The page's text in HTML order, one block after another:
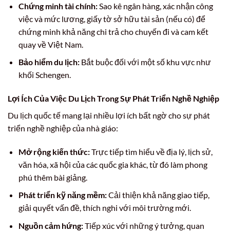
Chứng minh tài chính:Sao kê ngân hàng, xác nhận công
việc và mức lương, giấy tờ sở hữu tài sản (nếu có) để
chứng minh khả năng chi trả cho chuyến đi và cam kết
quay về Việt Nam.
Bảo hiểm du lịch:Bắt buộc đối với một số khu vực như
khối Schengen.
Lợi Ích Của Việc Du Lịch Trong Sự Phát Triển Nghề Nghiệp
Du lịch quốc tế mang lại nhiều lợi ích bất ngờ cho sự phát
triển nghề nghiệp của nhà giáo:
Mở rộng kiến thức:Trực tiếp tìm hiểu về địa lý, lịch sử,
văn hóa, xã hội của các quốc gia khác, từ đó làm phong
phú thêm bài giảng.
Phát triển kỹ năng mềm:Cải thiện khả năng giao tiếp,
giải quyết vấn đề, thích nghi với môi trường mới.
Nguồn cảm hứng:Tiếp xúc với những ý tưởng, quan